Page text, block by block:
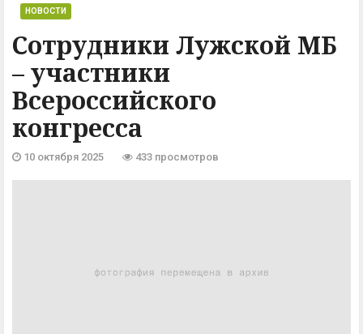
Сотрудники Лужской МБ
– участники
Всероссийского
конгресса
НОВОСТИ
10 октября 2025 433 просмотров